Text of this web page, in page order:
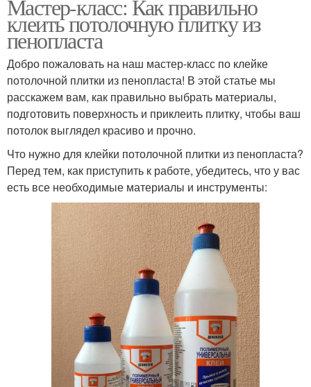
Мастер-класс: Как правильно
клеить потолочную плитку из
пенопласта
Добро пожаловать на наш мастер-класс по клейке
потолочной плитки из пенопласта! В этой статье мы
расскажем вам, как правильно выбрать материалы,
подготовить поверхность и приклеить плитку, чтобы ваш
потолок выглядел красиво и прочно.
Что нужно для клейки потолочной плитки из пенопласта?
Перед тем, как приступить к работе, убедитесь, что у вас
есть все необходимые материалы и инструменты: